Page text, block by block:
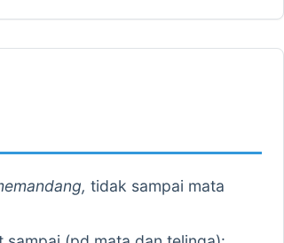
tidak sampai mata